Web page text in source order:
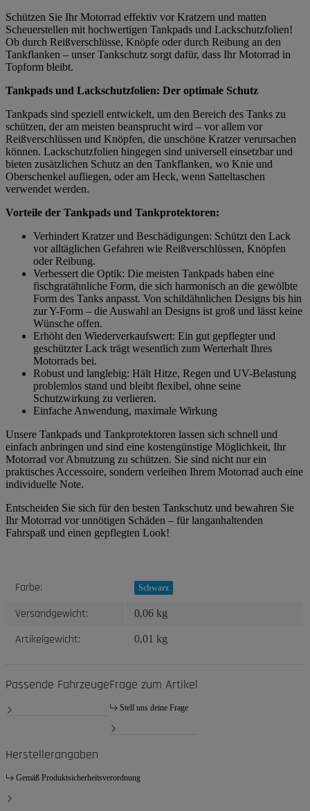
Schützen Sie Ihr Motorrad effektiv vor Kratzern und matten
Scheuerstellen mit hochwertigen Tankpads und Lackschutzfolien!
Ob durch Reißverschlüsse, Knöpfe oder durch Reibung an den
Tankflanken – unser Tankschutz sorgt dafür, dass Ihr Motorrad in
Topform bleibt.
Tankpads und Lackschutzfolien: Der optimale Schutz
Tankpads sind speziell entwickelt, um den Bereich des Tanks zu
schützen, der am meisten beansprucht wird – vor allem vor
Reißverschlüssen und Knöpfen, die unschöne Kratzer verursachen
können. Lackschutzfolien hingegen sind universell einsetzbar und
bieten zusätzlichen Schutz an den Tankflanken, wo Knie und
Oberschenkel aufliegen, oder am Heck, wenn Satteltaschen
verwendet werden.
Vorteile der Tankpads und Tankprotektoren:
Verhindert Kratzer und Beschädigungen: Schützt den Lack
vor alltäglichen Gefahren wie Reißverschlüssen, Knöpfen
oder Reibung.
Verbessert die Optik: Die meisten Tankpads haben eine
fischgratähnliche Form, die sich harmonisch an die gewölbte
Form des Tanks anpasst. Von schildähnlichen Designs bis hin
zur Y-Form – die Auswahl an Designs ist groß und lässt keine
Wünsche offen.
Erhöht den Wiederverkaufswert: Ein gut gepflegter und
geschützter Lack trägt wesentlich zum Werterhalt Ihres
Motorrads bei.
Robust und langlebig: Hält Hitze, Regen und UV-Belastung
problemlos stand und bleibt flexibel, ohne seine
Schutzwirkung zu verlieren.
Einfache Anwendung, maximale Wirkung
Unsere Tankpads und Tankprotektoren lassen sich schnell und
einfach anbringen und sind eine kostengünstige Möglichkeit, Ihr
Motorrad vor Abnutzung zu schützen. Sie sind nicht nur ein
praktisches Accessoire, sondern verleihen Ihrem Motorrad auch eine
individuelle Note.
Entscheiden Sie sich für den besten Tankschutz und bewahren Sie
Ihr Motorrad vor unnötigen Schäden – für langanhaltenden
Fahrspaß und einen gepflegten Look!
Produkteigenschaft
Wert
Farbe: Schwarz
Versandgewicht: 0,06 kg
Artikelgewicht: 0,01 kg
Passende FahrzeugeFrage zum Artikel
Stell uns deine Frage
Herstellerangaben
Gemäß Produktsicherheitsverordnung